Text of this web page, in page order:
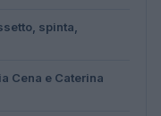
spinta,
Cena e Caterina